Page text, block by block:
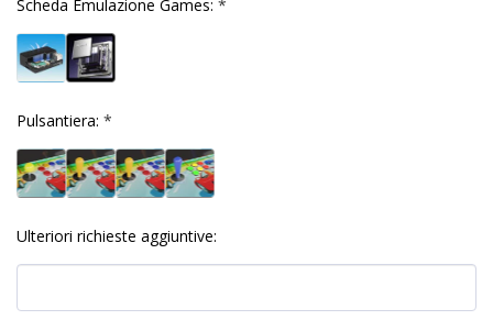
Scheda Emulazione Games: *
Pulsantiera: *
Ulteriori richieste aggiuntive: